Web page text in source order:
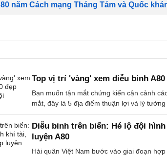
80 năm Cách mạng Tháng Tám và Quốc
Top vị trí 'vàng' xem diễu binh
Bạn muốn tận mắt chứng kiến cận cảnh
mắt, đây là 5 địa điểm thuận lợi và lý tưởng
Diễu binh trên biển: Hé lộ đội
luyện A80
Hải quân Việt Nam bước vào giai đoạn